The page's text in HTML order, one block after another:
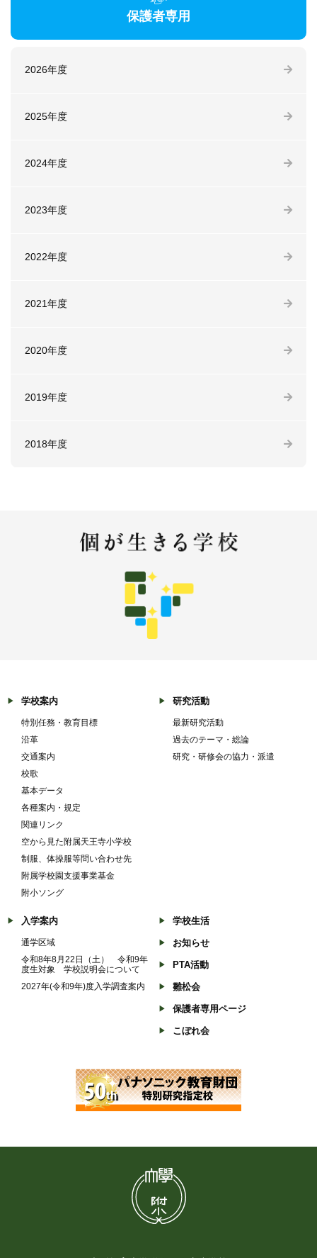
保護者専用
2026年度
2025年度
2024年度
2023年度
2022年度
2021年度
2020年度
2019年度
2018年度
学校案内
特別任務・教育目標
沿革
交通案内
校歌
基本データ
各種案内・規定
関連リンク
空から見た附属天王寺小学校
制服、体操服等問い合わせ先
附属学校園支援事業基金
附小ソング
研究活動
最新研究活動
過去のテーマ・総論
研究・研修会の協力・派遣
入学案内
通学区域
令和8年8月22日（土） 令和9年
度生対象 学校説明会について
2027年(令和9年)度入学調査案内
学校生活
お知らせ
PTA活動
雛松会
保護者専用ページ
こぼれ会